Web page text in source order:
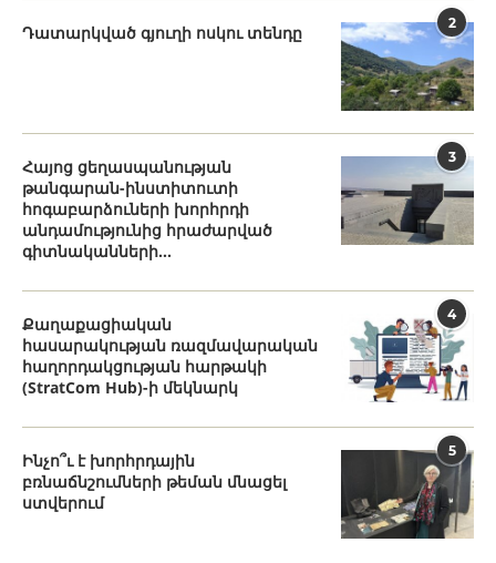
2
Դատարկված գյուղի ոսկու տենդը
3
Հայոց ցեղասպանության
թանգարան-ինստիտուտի
հոգաբարձուների խորհրդի
անդամությունից հրաժարված
գիտնականների...
4
Քաղաքացիական
հասարակության ռազմավարական
հաղորդակցության հարթակի
(StratCom Hub)-ի մեկնարկ
5
Ինչո՞ւ է խորհրդային
բռնաճնշումների թեման մնացել
ստվերում